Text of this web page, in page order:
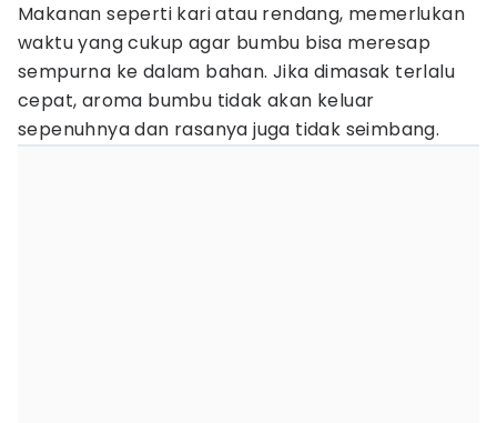
Makanan seperti kari atau rendang, memerlukan
waktu yang cukup agar bumbu bisa meresap
sempurna ke dalam bahan. Jika dimasak terlalu
cepat, aroma bumbu tidak akan keluar
sepenuhnya dan rasanya juga tidak seimbang.